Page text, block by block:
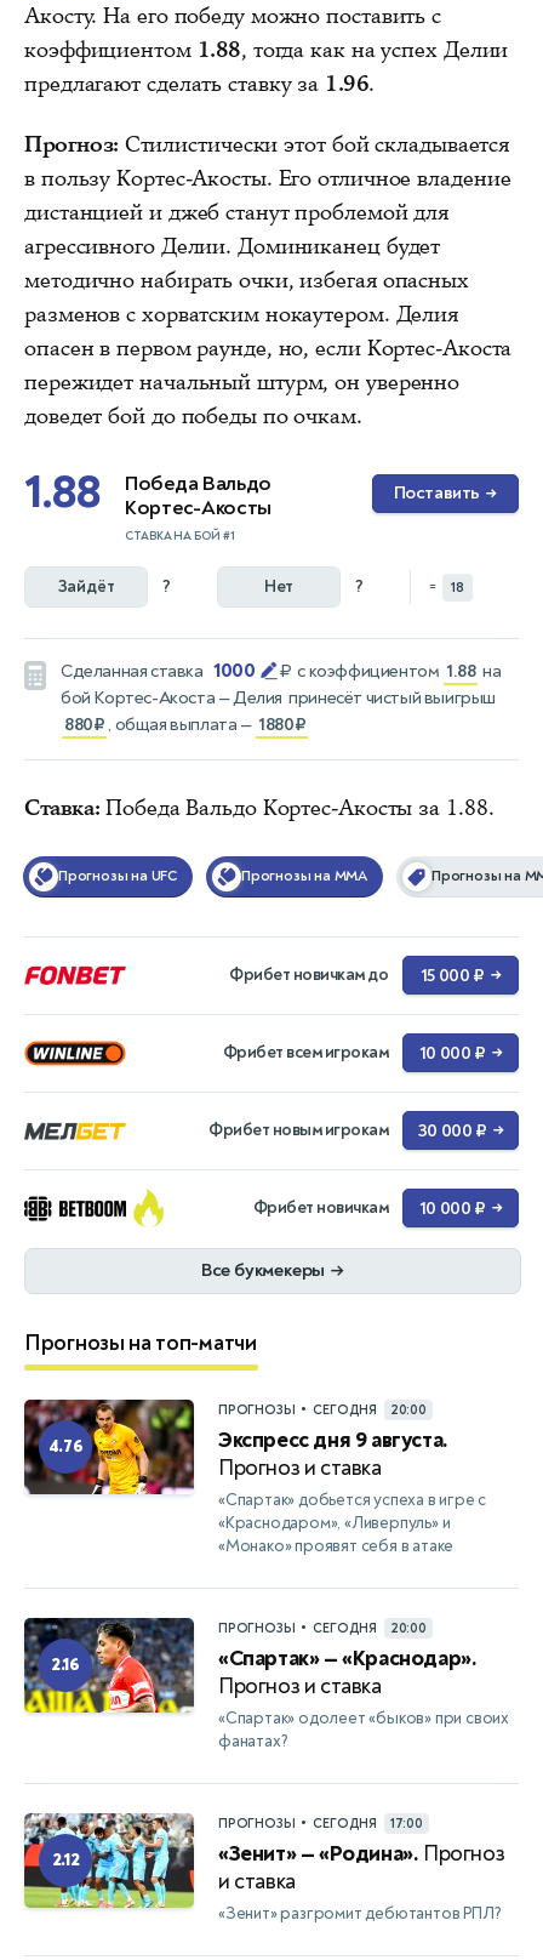
Акосту. На его победу можно поставить с
коэффициентом 1.88, тогда как на успех Делии
предлагают сделать ставку за 1.96.
Прогноз: Стилистически этот бой складывается
в пользу Кортес-Акосты. Его отличное владение
дистанцией и джеб станут проблемой для
агрессивного Делии. Доминиканец будет
методично набирать очки, избегая опасных
разменов с хорватским нокаутером. Делия
опасен в первом раунде, но, если Кортес-Акоста
пережидет начальный штурм, он уверенно
доведет бой до победы по очкам.
1.88
Победа Вальдо
Кортес-Акосты
СТАВКА НА БОЙ #1
Поставить →
Зайдёт ? Нет ? = 18
Сделанная ставка 1000 ₽ с коэффициентом 1.88 на
бой Кортес-Акоста — Делия принесёт чистый выигрыш
880₽ , общая выплата — 1880₽
Ставка: Победа Вальдо Кортес-Акосты за 1.88.
Прогнозы на UFC Прогнозы на MMA Прогнозы на
Фрибет новичкам до 15 000 ₽ →
Фрибет всем игрокам 10 000 ₽ →
Фрибет новым игрокам 30 000 ₽ →
Фрибет новичкам 10 000 ₽ →
Все букмекеры →
Прогнозы на топ-матчи
4.76
ПРОГНОЗЫ • СЕГОДНЯ 20:00
Экспресс дня 9 августа.
Прогноз и ставка
«Спартак» добьется успеха в игре с
«Краснодаром», «Ливерпуль» и
«Монако» проявят себя в атаке
2.16
ПРОГНОЗЫ • СЕГОДНЯ 20:00
«Спартак» — «Краснодар».
Прогноз и ставка
«Спартак» одолеет «быков» при своих
фанатах?
2.12
ПРОГНОЗЫ • СЕГОДНЯ 17:00
«Зенит» — «Родина». Прогноз
и ставка
«Зенит» разгромит дебютантов РПЛ?